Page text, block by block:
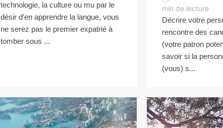
technologie, la culture ou mu par le
désir d’en apprendre la langue, vous
ne serez pas le premier expatrié à
tomber sous ...
min de lecture
Décrire votre
rencontre des
(votre patron
savoir si la
(vous) s...